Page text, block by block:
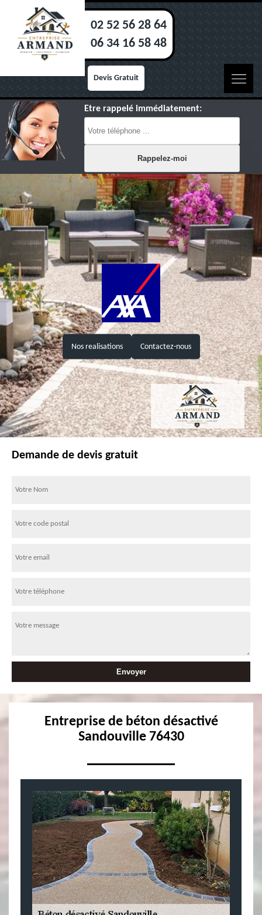
02 52 56 28 64
06 34 16 58 48
Devis Gratuit
Etre rappelé immédiatement:
Nos realisations Contactez-nous
Demande de devis gratuit
Entreprise de béton désactivé
Sandouville 76430